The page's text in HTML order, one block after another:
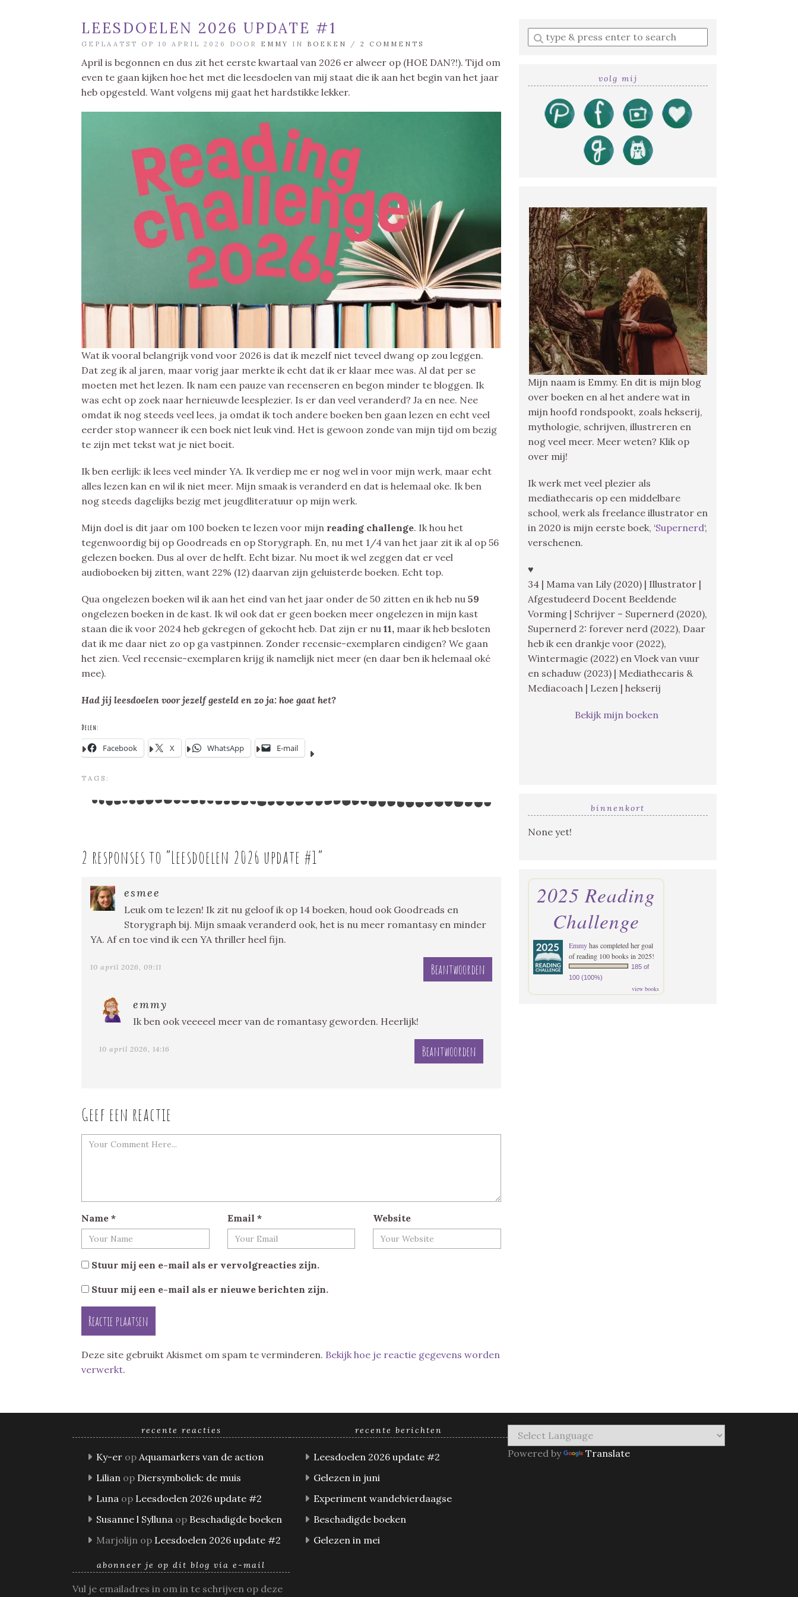
LEESDOELEN 2026 UPDATE #1
GEPLAATST OP 10 APRIL 2026 DOOR EMMY IN BOEKEN / 2 COMMENTS
April is begonnen en dus zit het eerste kwartaal van 2026 er alweer op (HOE DAN?!). Tijd om
even te gaan kijken hoe het met die leesdoelen van mij staat die ik aan het begin van het jaar
heb opgesteld. Want volgens mij gaat het hardstikke lekker.
Wat ik vooral belangrijk vond voor 2026 is dat ik mezelf niet teveel dwang op zou leggen.
Dat zeg ik al jaren, maar vorig jaar merkte ik echt dat ik er klaar mee was. Al dat per se
moeten met het lezen. Ik nam een pauze van recenseren en begon minder te bloggen. Ik
was echt op zoek naar hernieuwde leesplezier. Is er dan veel veranderd? Ja en nee. Nee
omdat ik nog steeds veel lees, ja omdat ik toch andere boeken ben gaan lezen en echt veel
eerder stop wanneer ik een boek niet leuk vind. Het is gewoon zonde van mijn tijd om bezig
te zijn met tekst wat je niet boeit.
Ik ben eerlijk: ik lees veel minder YA. Ik verdiep me er nog wel in voor mijn werk, maar echt
alles lezen kan en wil ik niet meer. Mijn smaak is veranderd en dat is helemaal oke. Ik ben
nog steeds dagelijks bezig met jeugdliteratuur op mijn werk.
Mijn doel is dit jaar om 100 boeken te lezen voor mijn reading challenge. Ik hou het
tegenwoordig bij op Goodreads en op Storygraph. En, nu met 1/4 van het jaar zit ik al op 56
gelezen boeken. Dus al over de helft. Echt bizar. Nu moet ik wel zeggen dat er veel
audioboeken bij zitten, want 22% (12) daarvan zijn geluisterde boeken. Echt top.
Qua ongelezen boeken wil ik aan het eind van het jaar onder de 50 zitten en ik heb nu 59
ongelezen boeken in de kast. Ik wil ook dat er geen boeken meer ongelezen in mijn kast
staan die ik voor 2024 heb gekregen of gekocht heb. Dat zijn er nu 11, maar ik heb besloten
dat ik me daar niet zo op ga vastpinnen. Zonder recensie-exemplaren eindigen? We gaan
het zien. Veel recensie-exemplaren krijg ik namelijk niet meer (en daar ben ik helemaal oké
mee).
Had jij leesdoelen voor jezelf gesteld en zo ja: hoe gaat het?
Delen:
Facebook X WhatsApp E-mail
TAGS:
2 responses to “Leesdoelen 2026 update #1”
esmee
Leuk om te lezen! Ik zit nu geloof ik op 14 boeken, houd ook Goodreads en
Storygraph bij. Mijn smaak veranderd ook, het is nu meer romantasy en minder
YA. Af en toe vind ik een YA thriller heel fijn.
10 april 2026, 09:11 Beantwoorden
emmy
Ik ben ook veeeeel meer van de romantasy geworden. Heerlijk!
10 april 2026, 14:16 Beantwoorden
Geef een reactie
Name * Email * Website
Stuur mij een e-mail als er vervolgreacties zijn.
Stuur mij een e-mail als er nieuwe berichten zijn.
Deze site gebruikt Akismet om spam te verminderen. Bekijk hoe je reactie gegevens worden
verwerkt.
Enter
a
volg mij
Mijn naam is Emmy. En dit is mijn blog
over boeken en al het andere wat in
mijn hoofd rondspookt, zoals hekserij,
mythologie, schrijven, illustreren en
nog veel meer. Meer weten? Klik op
over mij!
Ik werk met veel plezier als
mediathecaris op een middelbare
school, werk als freelance illustrator en
in 2020 is mijn eerste boek, ‘Supernerd‘,
verschenen.
♥
34 | Mama van Lily (2020) | Illustrator |
Afgestudeerd Docent Beeldende
Vorming | Schrijver – Supernerd (2020),
Supernerd 2: forever nerd (2022), Daar
heb ik een drankje voor (2022),
Wintermagie (2022) en Vloek van vuur
en schaduw (2023) | Mediathecaris &
Mediacoach | Lezen | hekserij
Bekijk mijn boeken
binnenkort
None yet!
2025 Reading
Challenge
Emmyhas completed her goal
of reading 100 books in 2025!
185 of
100 (100%)
view books
recente reacties
Ky-er op Aquamarkers van de action
Lilian op Diersymboliek: de muis
Luna op Leesdoelen 2026 update #2
Susanne l Sylluna op Beschadigde boeken
Marjolijn op Leesdoelen 2026 update #2
recente berichten
Leesdoelen 2026 update #2
Gelezen in juni
Experiment wandelvierdaagse
Beschadigde boeken
Gelezen in mei
Powered by Translate
abonneer je op dit blog via e-mail
Vul je emailadres in om in te schrijven op deze